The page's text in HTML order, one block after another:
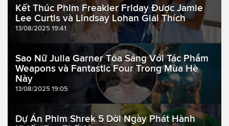
Kết Thúc Phim Freakier Friday Được Jamie
Lee Curtis và Lindsay Lohan Giải Thích
13/08/2025 19:41
Sao Nữ Julia Garner Tỏa Sáng Với Tác Phẩm
Weapons và Fantastic Four Trong Mùa Hè
Này
13/08/2025 19:05
Dự Án Phim Shrek 5 Dời Ngày Phát Hành